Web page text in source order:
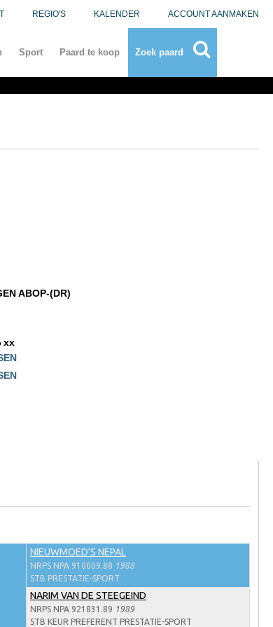
REGIO'S KALENDER ACCOUNT AANMAKEN
Sport Paard te koop Zoek paard
ABOP-(DR)
xx
NIEUWMOED'S NEPAL
NRPS NPA 910009.88 1988
STB PRESTATIE-SPORT
NARIM VAN DE STEEGEIND
NRPS NPA 921831.89 1989
STB KEUR PREFERENT PRESTATIE-SPORT